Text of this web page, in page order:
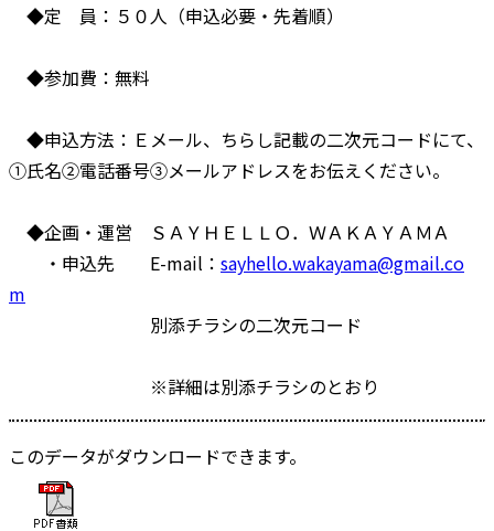
◆定 員：５０人（申込必要・先着順）
◆参加費：無料
◆申込方法：Ｅメール、ちらし記載の二次元コードにて、
①氏名②電話番号③メールアドレスをお伝えください。
◆企画・運営 ＳＡＹＨＥＬＬＯ．ＷＡＫＡＹＡＭＡ
・申込先 E-mail： sayhello.wakayama@gmail.co
m
別添チラシの二次元コード
※詳細は別添チラシのとおり
このデータがダウンロードできます。